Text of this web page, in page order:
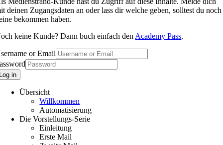
deinen Zugangsdaten an oder lass dir welche geben, solltest du noch
bekommen haben.
keine Kunde? Dann buch einfach den Academy Pass.
or Email
in
Übersicht
Willkommen
Automatisierung
Die Vorstellungs-Serie
Einleitung
Erste Mail